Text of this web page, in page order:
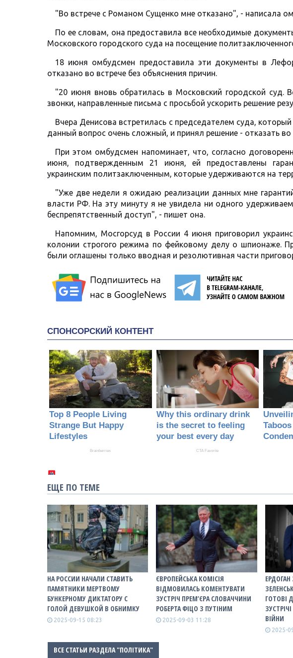
"Во встрече с Романом Сущенко мне отказано", - написала
По ее словам, она предоставила все необходимые
Московского городского суда на посещение
18 июня омбудсмен предоставила эти документы в
отказано во встрече без объяснения причин.
"20 июня вновь обратилась в Московский городской суд.
звонки, направленные письма с просьбой ускорить решение
Вчера Денисова встретилась с председателем суда,
данный вопрос очень сложный, и принял решение - отказать во
При этом омбудсмен напоминает, что, согласно
июня, подтвержденным 21 июня, ей предоставлены
украинским политзаключенным, которые удерживаются на
"Уже две недели я ожидаю реализации данных мне
власти РФ. На эту минуту я не увидела ни одного
беспрепятственный доступ", - пишет она.
Напомним, Мосгорсуд в России 4 июня приговорил
колонии строгого режима по фейковому делу о шпионаже.
были оглашены только вводная и резолютивная части
ЕЩЕ ПО ТЕМЕ
НА РОССИИ НАЧАЛИ СТАВИТЬ
ПАМЯТНИКИ МЕРТВОМУ
БУНКЕРНОМУ ДИКТАТОРУ С
ГОЛОЙ ДЕВУШКОЙ В ОБНИМКУ
2025-09-15 08:23
ЄВРОПЕЙСЬКА КОМІСІЯ
ВІДМОВИЛАСЬ КОМЕНТУВАТИ
ЗУСТРІЧ ПРЕМ’ЄРА СЛОВАЧЧИНИ
РОБЕРТА ФІЦО З ПУТІНИМ
2025-09-03 11:28
ГОТОВІ
ВІЙНИ
2025-
ВСЕ СТАТЬИ РАЗДЕЛА "ПОЛІТИКА"